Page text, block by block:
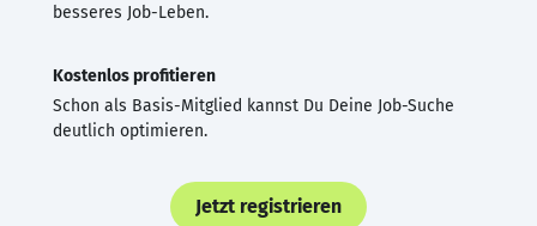
besseres Job-Leben.
Kostenlos profitieren
Schon als Basis-Mitglied kannst Du Deine Job-Suche
deutlich optimieren.
Jetzt registrieren